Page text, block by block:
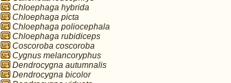
Chloephaga hybrida
Chloephaga picta
Chloephaga poliocephala
Chloephaga rubidiceps
Coscoroba coscoroba
Cygnus melancoryphus
Dendrocygna autumnalis
Dendrocygna bicolor